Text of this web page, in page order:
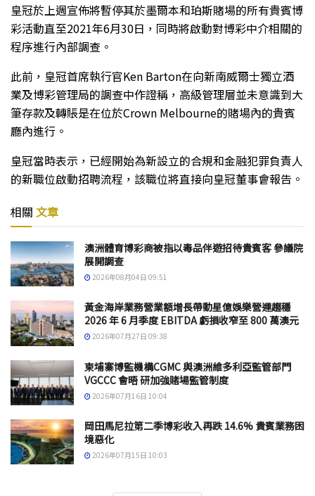
皇冠於上週宣佈將暫停其於墨爾本和珀斯賭場的所有貴賓博
彩活動直至2021年6月30日，同時將啟動對博彩中介相關的
程序進行內部調查。
此前，皇冠首席執行官Ken Barton在向新南威爾士獨立酒
業及博彩管理局的調查中作證稱，高級管理層並未意識到大
筆存款及轉賬是在位於Crown Melbourne的賭場內的貴賓
廳內進行。
皇冠當時表示，已經開始為新設立的合規和金融犯罪負責人
的新職位啟動招聘流程，該職位將直接向皇冠董事會報告。
相關 文章
澳洲體育博彩商被指以毒品伴遊招待貴賓客 參議院
展開調查
2026年08月04日 09:51
黃金海岸業務營業額增長帶動星億娛樂營運趨穩
2026 年 6 月季度 EBITDA 虧損收窄至 800 萬澳元
2026年07月27日 09:38
柬埔寨博監機構CGMC 與澳洲維多利亞監管部門
VGCCC 會晤 研加強賭場監管制度
2026年07月16日 10:04
岡田馬尼拉第二季博彩收入再跌 14.6% 貴賓業務困
境惡化
2026年07月15日 10:03